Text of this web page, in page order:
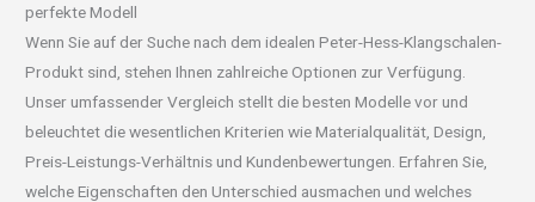
perfekte Modell
Wenn Sie auf der Suche nach dem idealen Peter-Hess-Klangschalen-
Produkt sind, stehen Ihnen zahlreiche Optionen zur Verfügung.
Unser umfassender Vergleich stellt die besten Modelle vor und
beleuchtet die wesentlichen Kriterien wie Materialqualität, Design,
Preis-Leistungs-Verhältnis und Kundenbewertungen. Erfahren Sie,
welche Eigenschaften den Unterschied ausmachen und welches